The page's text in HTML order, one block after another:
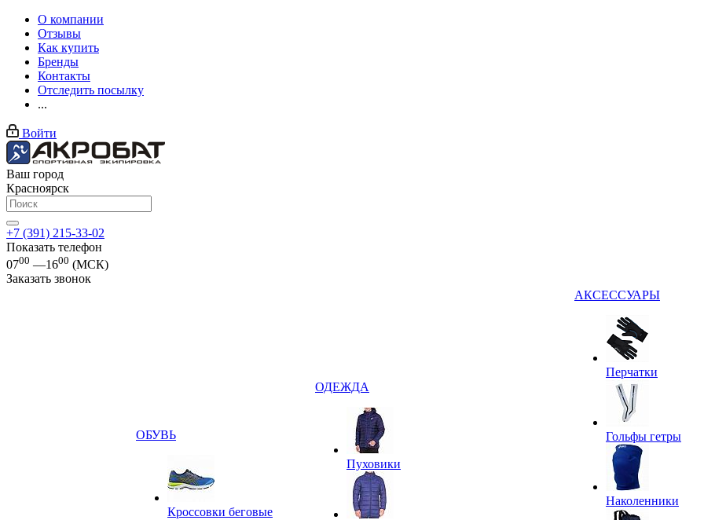
О компании
Отзывы
Как купить
Бренды
Контакты
Отследить посылку
...
Войти
Ваш город
Красноярск
+7 (391) 215-33-02
Показать телефон
0700 —1600 (МСК)
Заказать звонок
ОБУВЬ
Кроссовки беговые
ОДЕЖДА
Пуховики
АКСЕССУАРЫ
Перчатки
Гольфы гетры
Наколенники